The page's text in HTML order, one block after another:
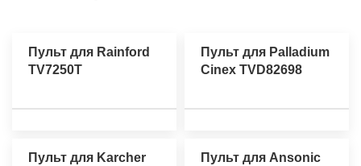
Пульт для Rainford
TV7250T
Пульт для Palladium
Cinex TVD82698
Пульт для Karcher
Пульт для Ansonic